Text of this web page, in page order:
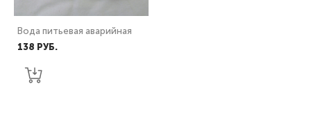
Вода питьевая аварийная
138 PУБ.